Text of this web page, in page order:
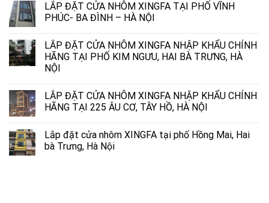
LẮP ĐẶT CỬA NHÔM XINGFA TẠI PHỐ VĨNH
PHÚC- BA ĐÌNH – HÀ NỘI
LẮP ĐẶT CỬA NHÔM XINGFA NHẬP KHẨU CHÍNH
HÃNG TẠI PHỐ KIM NGƯU, HAI BÀ TRƯNG, HÀ
NỘI
LẮP ĐẶT CỬA NHÔM XINGFA NHẬP KHẨU CHÍNH
HÃNG TẠI 225 ÂU CƠ, TÂY HỒ, HÀ NỘI
Lắp đặt cửa nhôm XINGFA tại phố Hồng Mai, Hai
bà Trưng, Hà Nội